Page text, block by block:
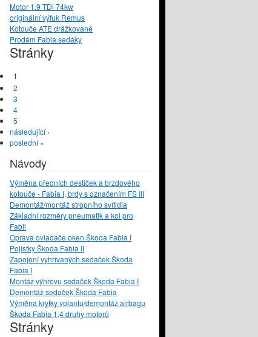
Motor 1.9 TDi 74kw
originální výfuk Remus
Kotouče ATE drážkované
Prodám Fabia sedáky
Stránky
1
2
3
4
5
následující ›
poslední »
Návody
Výměna předních destiček a brzdového
kotouče - Fabia I, brdy s označením FS III
Demontáž/montáž stropního svítidla
Základní rozměry pneumatik a kol pro
Fabii
Oprava ovladače oken Škoda Fabia I
Pojistky Škoda Fabia II
Zapojení vyhřívaných sedaček Škoda
Fabia I
Montáž výhřevu sedaček Škoda Fabia I
Demontáž sedaček Škoda Fabia
Výměna krytky volantu/demontáž airbagu
Škoda Fabia 1,4 druhy motorů
Stránky